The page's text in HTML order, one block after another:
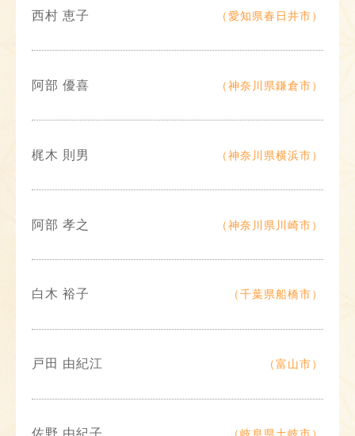
西村 恵子 （愛知県春日井市）
阿部 優喜 （神奈川県鎌倉市）
梶木 則男 （神奈川県横浜市）
阿部 孝之 （神奈川県川崎市）
白木 裕子 （千葉県船橋市）
戸田 由紀江 （富山市）